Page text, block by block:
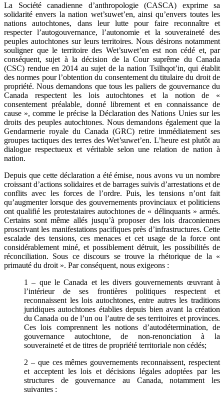
La Société canadienne d’anthropologie (CASCA) exprime sa
solidarité envers la nation wet’suwet’en, ainsi qu’envers toutes les
nations autochtones, dans leur lutte pour faire reconnaître et
respecter l’autogouvernance, l’autonomie et la souveraineté des
peuples autochtones sur leurs territoires. Nous désirons notamment
souligner que le territoire des Wet’suwet’en est non cédé et, par
conséquent, sujet à la décision de la Cour suprême du Canada
(CSC) rendue en 2014 au sujet de la nation Tsilhqot’in, qui établit
des normes pour l’obtention du consentement du titulaire du droit de
propriété. Nous demandons que tous les paliers de gouvernance du
Canada respectent les lois autochtones et la notion de «
consentement préalable, donné librement et en connaissance de
cause », comme le précise la Déclaration des Nations Unies sur les
droits des peuples autochtones. Nous demandons également que la
Gendarmerie royale du Canada (GRC) retire immédiatement ses
groupes tactiques des terres des Wet’suwet’en. L’heure est plutôt au
dialogue respectueux et véritable selon une relation de nation à
nation.
Depuis que cette déclaration a été émise, nous avons vu un nombre
croissant d’actions solidaires et de barrages suivis d’arrestations et de
conflits avec les forces de l’ordre. Puis, les tensions n’ont fait
qu’augmenter lorsque des gouvernements provinciaux et politiciens
ont qualifié les protestataires autochtones de « délinquants » armés.
Certains sont même allés jusqu’à proposer des lois draconiennes
proscrivant les manifestations pacifiques près d’infrastructures. Cette
escalade des tensions, ces menaces et cet usage de la force ont
considérablement miné, et possiblement détruit, les possibilités de
réconciliation. Sous ce discours se trouve la rhétorique de la «
primauté du droit ». Par conséquent, nous exigeons :
1 – que le Canada et les divers gouvernements œuvrant à
l’intérieur de ses frontières politiques respectent et
reconnaissent les lois autochtones, entre autres les traditions
juridiques autochtones établies depuis bien avant la création
du Canada ou de l’un ou l’autre de ses territoires et provinces.
Ces lois comprennent les notions d’autodétermination, de
gouvernance autochtone, de non-renonciation à la
souveraineté et de titres de propriété territoriale non cédés;
2 – que ces mêmes gouvernements reconnaissent, respectent
et acceptent les lois et décisions légales adoptées par les
structures de gouvernance au Canada, notamment les
suivantes :